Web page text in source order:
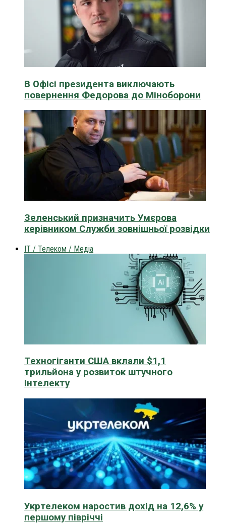
В Офісі президента виключають
повернення Федорова до Міноборони
Зеленський призначить Умєрова
керівником Служби зовнішньої розвідки
IT / Телеком / Медіа
Техногіганти США вклали $1,1
трильйона у розвиток штучного
інтелекту
Укртелеком наростив дохід на 12,6% у
першому півріччі